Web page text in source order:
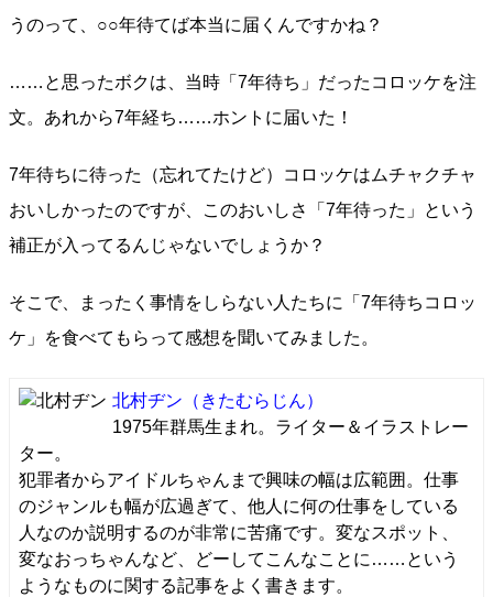
うのって、○○年待てば本当に届くんですかね？
……と思ったボクは、当時「7年待ち」だったコロッケを注
文。あれから7年経ち……ホントに届いた！
7年待ちに待った（忘れてたけど）コロッケはムチャクチャ
おいしかったのですが、このおいしさ「7年待った」という
補正が入ってるんじゃないでしょうか？
そこで、まったく事情をしらない人たちに「7年待ちコロッ
ケ」を食べてもらって感想を聞いてみました。
北村ヂン （きたむらじん）
1975年群馬生まれ。ライター＆イラストレー
ター。
犯罪者からアイドルちゃんまで興味の幅は広範囲。仕事
のジャンルも幅が広過ぎて、他人に何の仕事をしている
人なのか説明するのが非常に苦痛です。変なスポット、
変なおっちゃんなど、どーしてこんなことに……という
ようなものに関する記事をよく書きます。